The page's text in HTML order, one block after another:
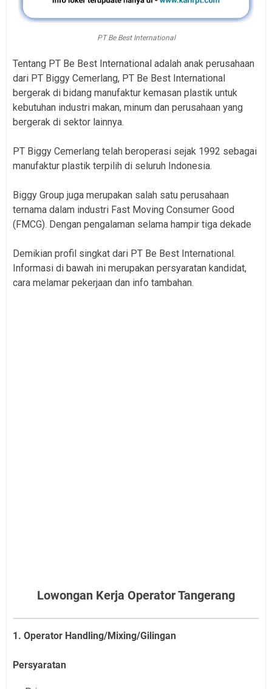
PT Be Best International
Tentang PT Be Best International adalah anak perusahaan
dari PT Biggy Cemerlang, PT Be Best International
bergerak di bidang manufaktur kemasan plastik untuk
kebutuhan industri makan, minum dan perusahaan yang
bergerak di sektor lainnya.
PT Biggy Cemerlang telah beroperasi sejak 1992 sebagai
manufaktur plastik terpilih di seluruh Indonesia.
Biggy Group juga merupakan salah satu perusahaan
ternama dalam industri Fast Moving Consumer Good
(FMCG). Dengan pengalaman selama hampir tiga dekade
Demikian profil singkat dari PT Be Best International.
Informasi di bawah ini merupakan persyaratan kandidat,
cara melamar pekerjaan dan info tambahan.
Lowongan Kerja Operator Tangerang
1. Operator Handling/Mixing/Gilingan
Persyaratan